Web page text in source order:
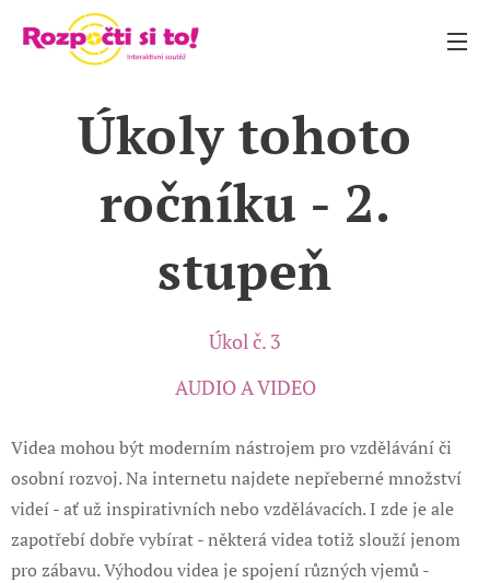
Úkoly tohoto
ročníku - 2.
stupeň
Úkol č. 3
AUDIO A VIDEO
Videa mohou být moderním nástrojem pro vzdělávání či
osobní rozvoj. Na internetu najdete nepřeberné množství
videí - ať už inspirativních nebo vzdělávacích. I zde je ale
zapotřebí dobře vybírat - některá videa totiž slouží jenom
pro zábavu. Výhodou videa je spojení různých vjemů -